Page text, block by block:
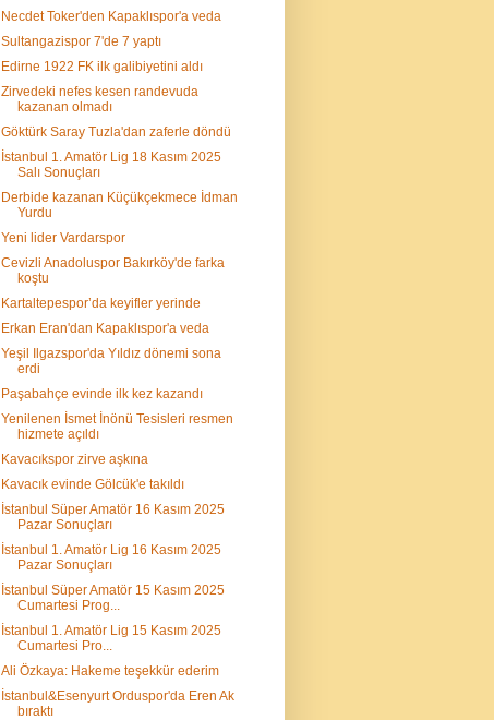
Necdet Toker'den Kapaklıspor'a veda
Sultangazispor 7'de 7 yaptı
Edirne 1922 FK ilk galibiyetini aldı
Zirvedeki nefes kesen randevuda
kazanan olmadı
Göktürk Saray Tuzla'dan zaferle döndü
İstanbul 1. Amatör Lig 18 Kasım 2025
Salı Sonuçları
Derbide kazanan Küçükçekmece İdman
Yurdu
Yeni lider Vardarspor
Cevizli Anadoluspor Bakırköy'de farka
koştu
Kartaltepespor’da keyifler yerinde
Erkan Eran'dan Kapaklıspor'a veda
Yeşil Ilgazspor'da Yıldız dönemi sona
erdi
Paşabahçe evinde ilk kez kazandı
Yenilenen İsmet İnönü Tesisleri resmen
hizmete açıldı
Kavacıkspor zirve aşkına
Kavacık evinde Gölcük'e takıldı
İstanbul Süper Amatör 16 Kasım 2025
Pazar Sonuçları
İstanbul 1. Amatör Lig 16 Kasım 2025
Pazar Sonuçları
İstanbul Süper Amatör 15 Kasım 2025
Cumartesi Prog...
İstanbul 1. Amatör Lig 15 Kasım 2025
Cumartesi Pro...
Ali Özkaya: Hakeme teşekkür ederim
İstanbul&Esenyurt Orduspor'da Eren Ak
bıraktı